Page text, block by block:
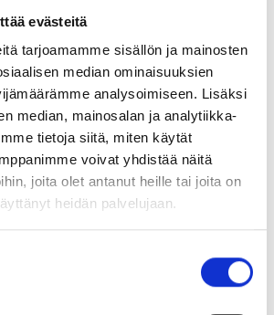
evästeitä
tarjoamamme sisällön ja mainosten
median ominaisuuksien
analysoimiseen. Lisäksi
median, mainosalan ja analytiikka-
tietoja siitä, miten käytät
voivat yhdistää näitä
joita olet antanut heille tai joita on
heidän palvelujaan.
w/nut Pc-Coat
Rebar bolt M20x1400 t=300
w/nut Pc-Coat
Rebar bolt M20x1600 t=300
w/nut Pc-Coat
Rebar bolt M20x1800 t=300
w/nut Pc-Coat
Rebar bolt M20x2000 t=300
Rebar bolt M20x2400 t=300